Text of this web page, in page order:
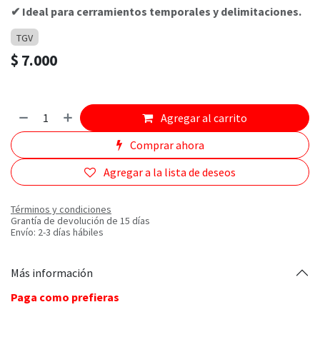
✔ Ideal para cerramientos temporales y delimitaciones.
TGV
$ 7.000
Agregar al carrito
Comprar ahora
Agregar a la lista de deseos
Términos y condiciones
Grantía de devolución de 15 días
Envío: 2-3 días hábiles
Más información
Paga como prefieras